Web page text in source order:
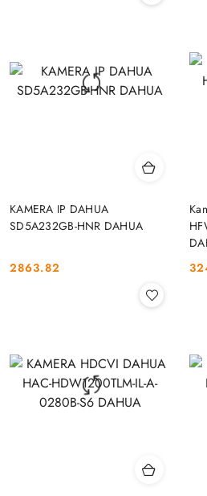
KAMERA IP DAHUA
SD5A232GB-HNR DAHUA
Cena:
2863.82